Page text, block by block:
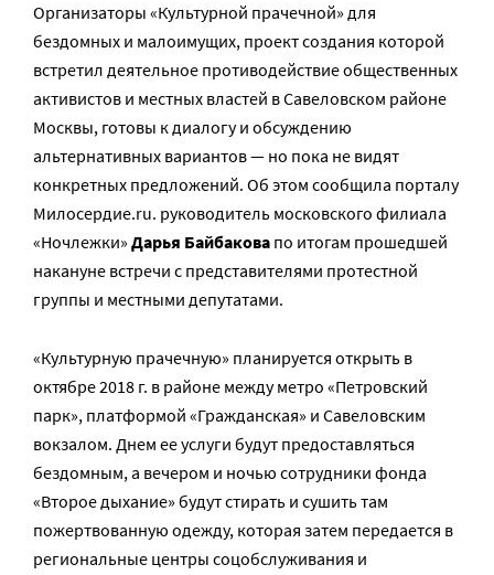
Организаторы «Культурной прачечной» для
бездомных и малоимущих, проект создания которой
встретил деятельное противодействие общественных
активистов и местных властей в Савеловском районе
Москвы, готовы к диалогу и обсуждению
альтернативных вариантов — но пока не видят
конкретных предложений. Об этом сообщила порталу
Милосердие.ru. руководитель московского филиала
«Ночлежки» Дарья Байбакова по итогам прошедшей
накануне встречи с представителями протестной
группы и местными депутатами.
«Культурную прачечную» планируется открыть в
октябре 2018 г. в районе между метро «Петровский
парк», платформой «Гражданская» и Савеловским
вокзалом. Днем ее услуги будут предоставляться
бездомным, а вечером и ночью сотрудники фонда
«Второе дыхание» будут стирать и сушить там
пожертвованную одежду, которая затем передается в
региональные центры соцобслуживания и